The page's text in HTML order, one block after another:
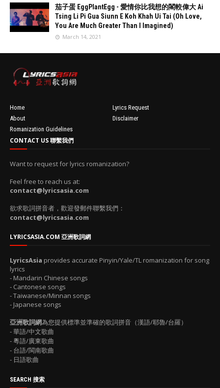
'data:post.fea
turedImage
resizeImage
100'
turedImage
100'
茄子蛋 EggPlantEgg - 愛情你比我想的閣較偉大 Ai
Tsing Li Pi Gua Siunn E Koh Khah Ui Tai (Oh Love,
You Are Much Greater Than I Imagined)
March 14, 2021
Home
Lyrics Request
About
Disclaimer
Romanization Guidelines
CONTACT US 聯繫我們
Want to request for lyrics romanization?
Feel free to reach us at:
contact@lyricsasia.com
欲求歌詞拼音者，歡迎發郵件聯繫我們：
contact@lyricsasia.com
LYRICSASIA.COM 亞洲歌詞網
LyricsAsia provides accurate Pinyin/Yale/TL romanization for song
lyrics
- Mandarin Chinese songs
- Cantonese songs
- Taiwanese/Minnan songs
- Japanese songs
亞洲歌詞網為您提供標準並準確的歌詞拼音（漢語/耶魯/台羅）
- 華語/中文歌曲
- 粵語/廣東歌曲
- 台語/閩南歌曲
- 日語歌曲
SEARCH 搜索